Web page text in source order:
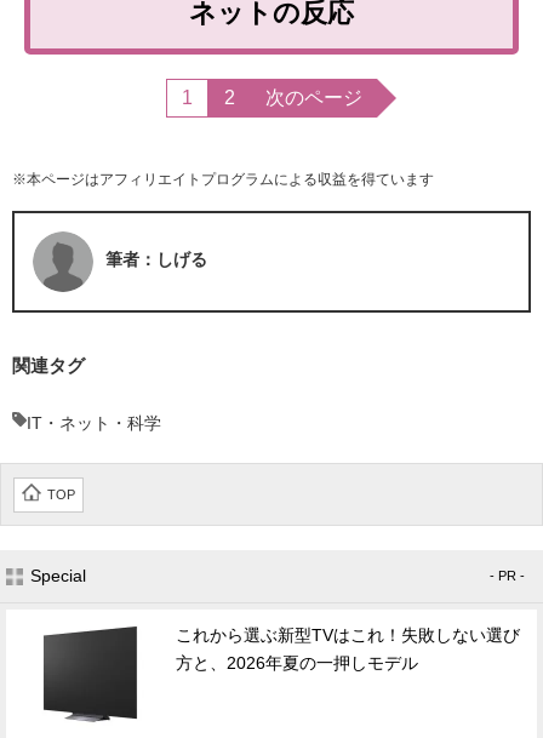
ネットの反応
1 2 次のページ
※本ページはアフィリエイトプログラムによる収益を得ています
筆者：しげる
関連タグ
IT・ネット・科学
TOP
Special - PR -
これから選ぶ新型TVはこれ！失敗しない選び
方と、2026年夏の一押しモデル